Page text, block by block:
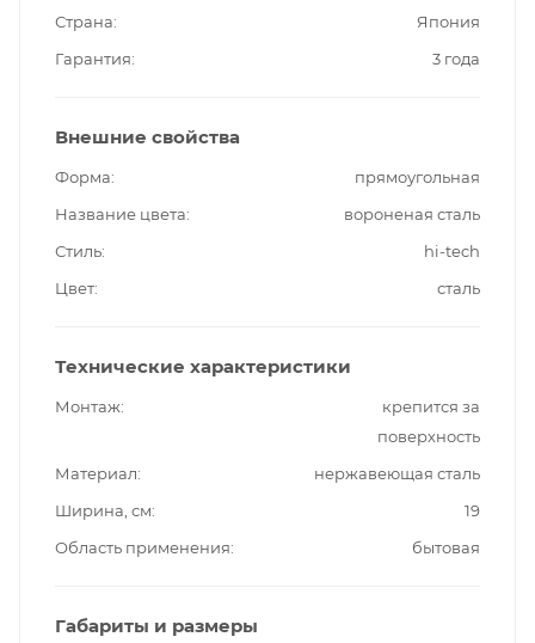
Страна
Япония
Гарантия
3 года
Внешние свойства
Форма
прямоугольная
Название цвета
вороненая сталь
Стиль
hi-tech
Цвет
сталь
Технические характеристики
Монтаж
крепится за
поверхность
Материал
нержавеющая сталь
Ширина, см
19
Область применения
бытовая
Габариты и размеры